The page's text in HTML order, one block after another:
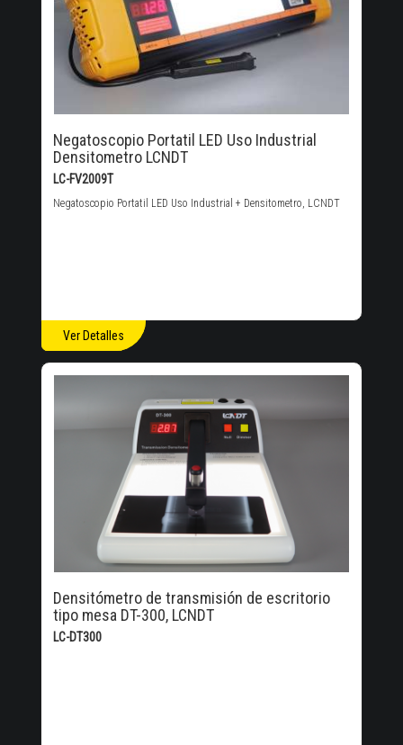
Negatoscopio Portatil LED Uso Industrial
Densitometro LCNDT
LC-FV2009T
Negatoscopio Portatil LED Uso Industrial + Densitometro, LCNDT
Ver Detalles
Densitómetro de transmisión de escritorio
tipo mesa DT-300, LCNDT
LC-DT300